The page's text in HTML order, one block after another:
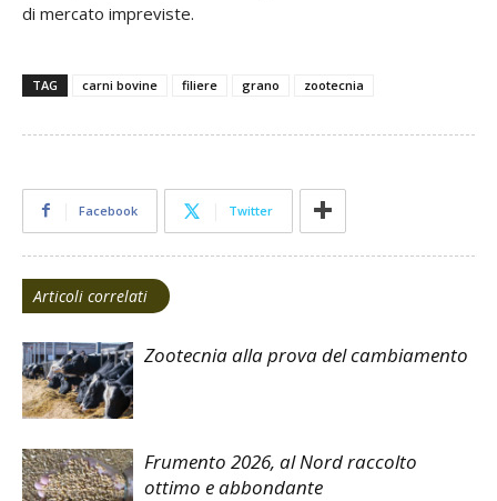
di mercato impreviste.
TAG carni bovine filiere grano zootecnia
Facebook Twitter
Articoli correlati
Zootecnia alla prova del cambiamento
Frumento 2026, al Nord raccolto
ottimo e abbondante